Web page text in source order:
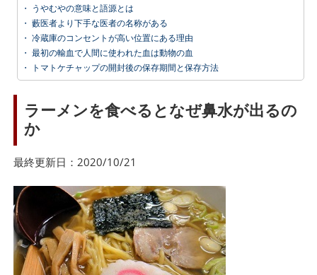
・ うやむやの意味と語源とは
・ 藪医者より下手な医者の名称がある
・ 冷蔵庫のコンセントが高い位置にある理由
・ 最初の輸血で人間に使われた血は動物の血
・
トマトケチャップの開封後の保存期間と保存方法
ラーメンを食べるとなぜ鼻水が出るの
か
最終更新日：2020/10/21